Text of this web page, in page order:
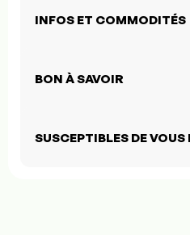
INFOS ET COMMODITÉS
BON À SAVOIR
SUSCEPTIBLES DE VOUS